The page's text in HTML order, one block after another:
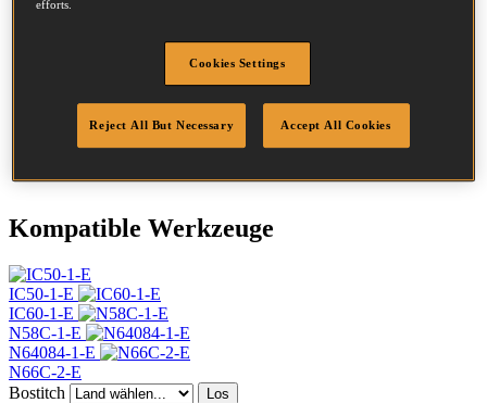
4.5 mm
Ring
Beschichtung
Menge/Karton 10500
Kompatible Werkzeuge
IC50-1-E
IC60-1-E
N58C-1-E
N64084-1-E
N66C-2-E
Bostitch
Los
efforts.
Cookies Settings
Reject All But Necessary Accept All Cookies